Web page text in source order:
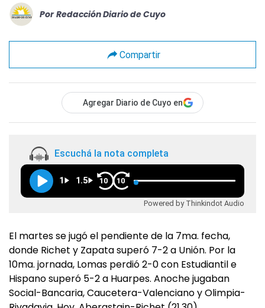
Por Redacción Diario de Cuyo
Compartir
Agregar Diario de Cuyo en
Escuchá la nota completa
1 1.5 10 10
Powered by Thinkindot Audio
El martes se jugó el pendiente de la 7ma. fecha,
donde Richet y Zapata superó 7-2 a Unión. Por la
10ma. jornada, Lomas perdió 2-0 con Estudiantil e
Hispano superó 5-2 a Huarpes. Anoche jugaban
Social-Bancaria, Caucetera-Valenciano y Olimpia-